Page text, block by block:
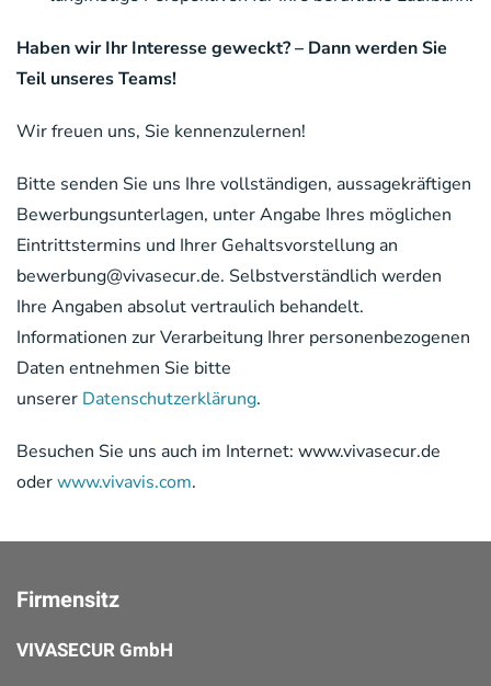
Haben wir Ihr Interesse geweckt? – Dann werden Sie
Teil unseres Teams!
Wir freuen uns, Sie kennenzulernen!
Bitte senden Sie uns Ihre vollständigen, aussagekräftigen
Bewerbungsunterlagen, unter Angabe Ihres möglichen
Eintrittstermins und Ihrer Gehaltsvorstellung an
bewerbung@vivasecur.de. Selbstverständlich werden
Ihre Angaben absolut vertraulich behandelt.
Informationen zur Verarbeitung Ihrer personenbezogenen
Daten entnehmen Sie bitte
unserer Datenschutzerklärung.
Besuchen Sie uns auch im Internet: www.vivasecur.de
oderwww.vivavis.com.
Firmensitz
VIVASECUR GmbH